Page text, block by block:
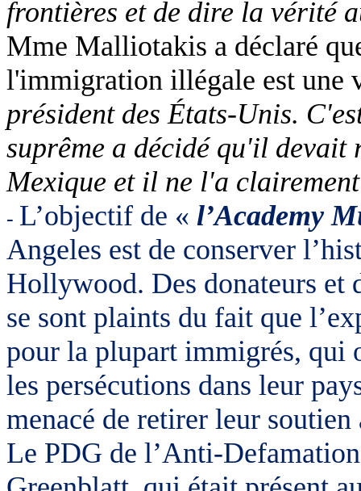
frontières et de dire la vérité
Mme Malliotakis a déclaré
l'immigration illégale est
président des États-Unis.
suprême a décidé qu'il
Mexique et il ne l'a
- L’objectif de « l’Academy
Angeles est de conserver
Hollywood. Des donateurs et
se sont plaints du fait que
pour la plupart immigrés, qui
les persécutions dans leur
menacé de retirer leur soutien
Le PDG de l’Anti-